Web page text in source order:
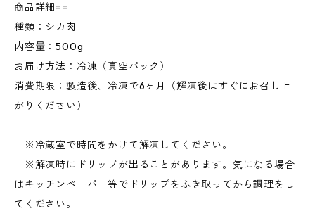
商品詳細==
種類：シカ肉
内容量：500g
お届け方法：冷凍（真空パック）
消費期限：製造後、冷凍で6ヶ月（解凍後はすぐにお召し上
がりください）
※冷蔵室で時間をかけて解凍してください。
※解凍時にドリップが出ることがあります。気になる場合
はキッチンペーパー等でドリップをふき取ってから調理をし
てください。